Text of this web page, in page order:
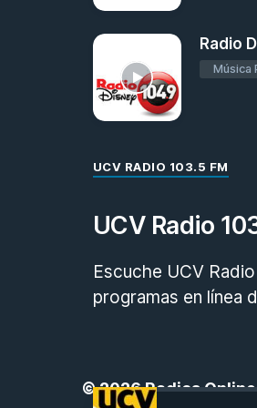
Radio
Música
UCV RADIO 103.5 FM
UCV Radio
Escuche UCV
programas en línea
© 2026Radios Online